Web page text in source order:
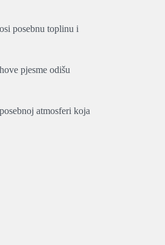
posebnu toplinu i
pjesme odišu
atmosferi koja